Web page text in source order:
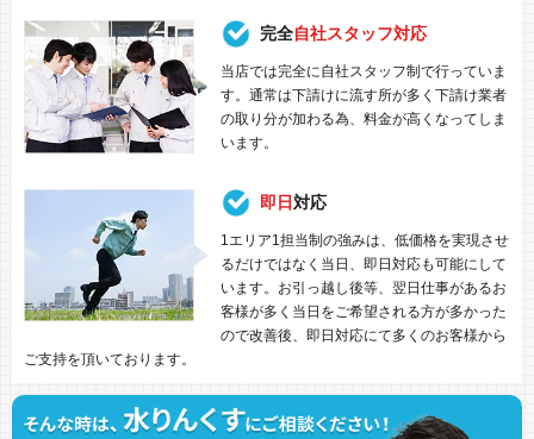
完全自社スタッフ対応
当店では完全に自社スタッフ制で行っていま
す。通常は下請けに流す所が多く下請け業者
の取り分が加わる為、料金が高くなってしま
います。
即日対応
1エリア1担当制の強みは、低価格を実現させ
るだけではなく当日、即日対応も可能にして
います。お引っ越し後等、翌日仕事があるお
客様が多く当日をご希望される方が多かった
ので改善後、即日対応にて多くのお客様から
ご支持を頂いております。